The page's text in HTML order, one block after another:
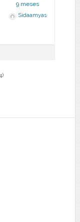
9 meses
Sidaamyas